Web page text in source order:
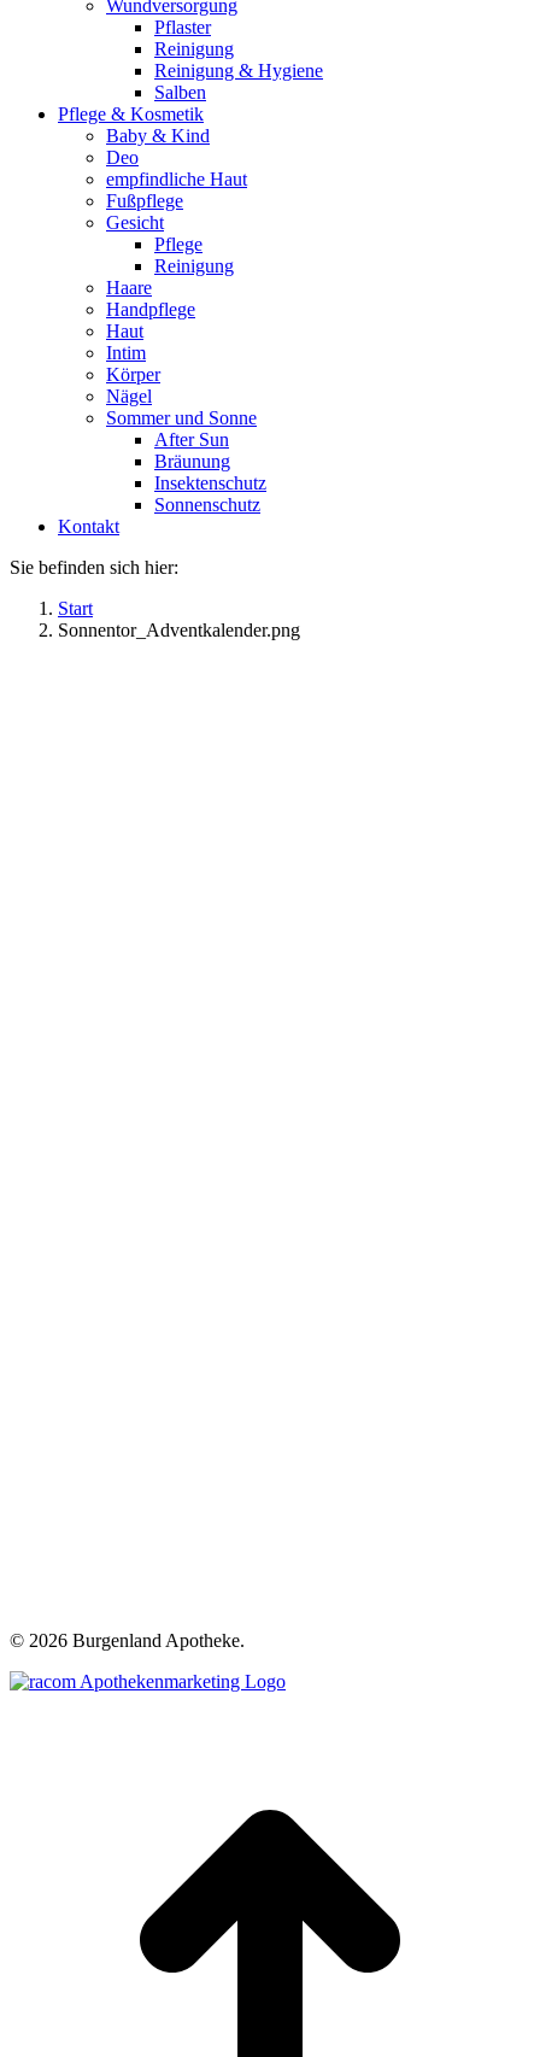
Wundversorgung
Pflaster
Reinigung
Reinigung & Hygiene
Salben
Pflege & Kosmetik
Baby & Kind
Deo
empfindliche Haut
Fußpflege
Gesicht
Pflege
Reinigung
Haare
Handpflege
Haut
Intim
Körper
Nägel
Sommer und Sonne
After Sun
Bräunung
Insektenschutz
Sonnenschutz
Kontakt
Sie befinden sich hier:
Start
Sonnentor_Adventkalender.png
© 2026 Burgenland Apotheke.